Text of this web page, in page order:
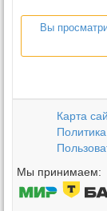
Вы
Карта
Мы принимаем: